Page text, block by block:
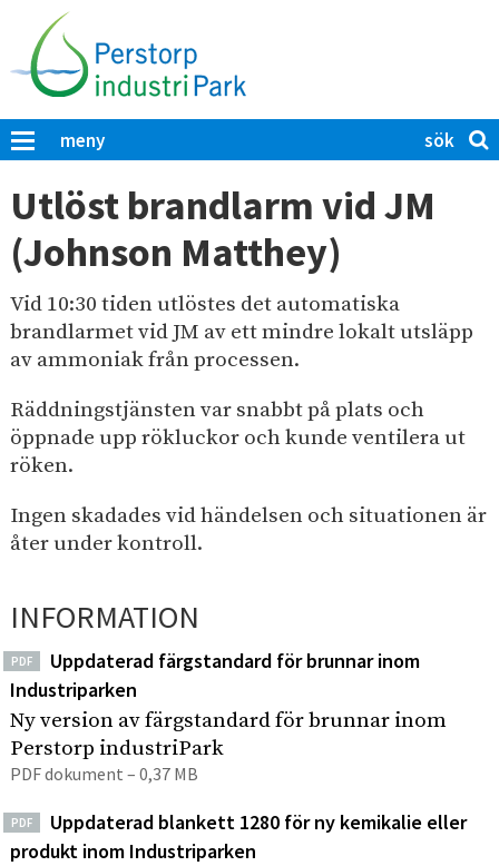
p
a
t
i
l
l
h
u
v
u
i
n
n
e
h
l
e
t
meny
ö
p
å
e
r
s
o
r
I
n
s
t
i
p
a
k
K
l
r
a
ö
p
Utlöst brandlarm vid JM
(Johnson Matthey)
Vid 10:30 tiden utlöstes det automatiska
brandlarmet vid JM av ett mindre lokalt utsläpp
av ammoniak från processen.
Räddningstjänsten var snabbt på plats och
öppnade upp rökluckor och kunde ventilera ut
röken.
Ingen skadades vid händelsen och situationen är
åter under kontroll.
INFORMATION
PDF
Uppdaterad färgstandard för brunnar inom
Industriparken
Ny version av färgstandard för brunnar inom
Perstorp industriPark
PDF dokument – 0,37 MB
PDF
Uppdaterad blankett 1280 för ny kemikalie eller
produkt inom Industriparken